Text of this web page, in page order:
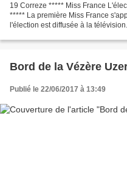
19 Correze ***** Miss France
***** La première Miss France
l'élection est diffusée à la
Bord de la Vézère
Publié le 22/06/2017 à 13:49